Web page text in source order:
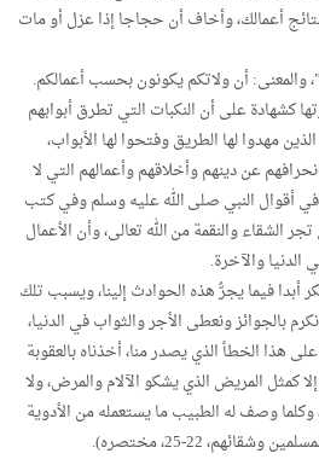
أعمالك، وأخاف أن حجاجا إذا عزل أو مات
والمعنى: أن ولاتكم يكونون بحسب أعمالكم.
كشهادة على أن النكبات التي تطرق أبوابهم
مهدوا لها الطريق وفتحوا لها الأبواب،
عن دينهم وأخلاقهم وأعمالهم التي لا
أقوال النبي صلى الله عليه وسلم وفي كتب
الشقاء والنقمة من الله تعالى، وأن الأعمال
الدنيا والآخرة.
أبدا فيما يجرُّ هذه الحوادث إلينا، ويسبب تلك
بالجوائز ونعطى الأجر والثواب في الدنيا،
هذا الخطأ الذي يصدر منا، أخذناه بالعقوبة
كمثل المريض الذي يشكو الآلام والمرض، ولا
وكلما وصف له الطبيب ما يستعمله من الأدوية
22-25، مختصره).